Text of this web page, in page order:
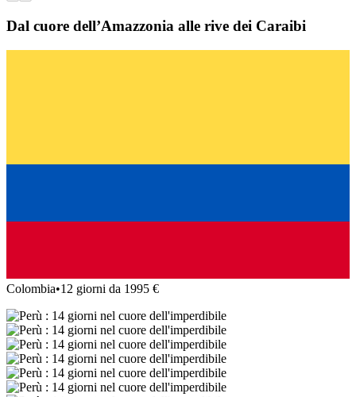
Dal cuore dell’Amazzonia alle rive dei Caraibi
Colombia•12 giorni da 1995 €